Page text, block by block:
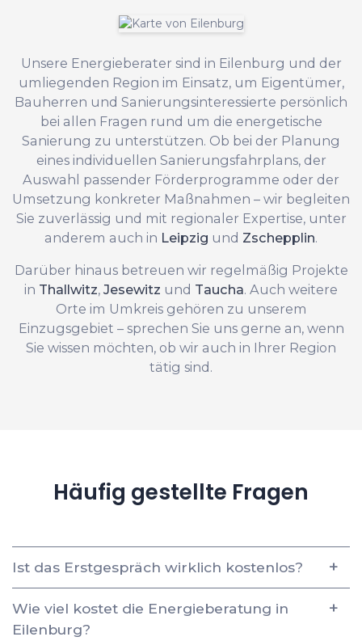
Unsere Energieberater sind in Eilenburg und der
umliegenden Region im Einsatz, um Eigentümer,
Bauherren und Sanierungsinteressierte persönlich
bei allen Fragen rund um die energetische
Sanierung zu unterstützen. Ob bei der Planung
eines individuellen Sanierungsfahrplans, der
Auswahl passender Förderprogramme oder der
Umsetzung konkreter Maßnahmen – wir begleiten
Sie zuverlässig und mit regionaler Expertise, unter
anderem auch in Leipzig und Zschepplin.
Darüber hinaus betreuen wir regelmäßig Projekte
in Thallwitz, Jesewitz und Taucha. Auch weitere
Orte im Umkreis gehören zu unserem
Einzugsgebiet – sprechen Sie uns gerne an, wenn
Sie wissen möchten, ob wir auch in Ihrer Region
tätig sind.
Häufig gestellte Fragen
Ist das Erstgespräch wirklich kostenlos?
Wie viel kostet die Energieberatung in
Eilenburg?